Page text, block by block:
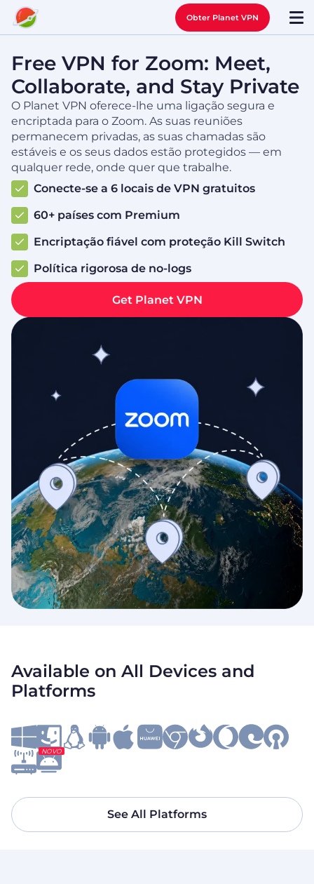
Obter Planet VPN
Free VPN for Zoom: Meet,
Collaborate, and Stay Private
O Planet VPN oferece-lhe uma ligação segura e
encriptada para o Zoom. As suas reuniões
permanecem privadas, as suas chamadas são
estáveis e os seus dados estão protegidos — em
qualquer rede, onde quer que trabalhe.
Conecte-se a 6 locais de VPN gratuitos
60+ países com Premium
Encriptação fiável com proteção Kill Switch
Política rigorosa de no-logs
Get Planet VPN
Available on All Devices and
Platforms
NOVO
See All Platforms